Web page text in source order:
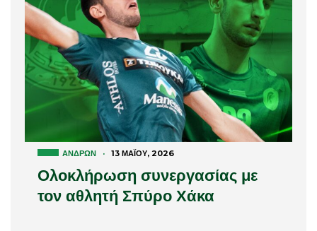
ΑΝΔΡΏΝ · 13 ΜΑΪ́ΟΥ, 2026
Ολοκλήρωση συνεργασίας με
τον αθλητή Σπύρο Χάκα